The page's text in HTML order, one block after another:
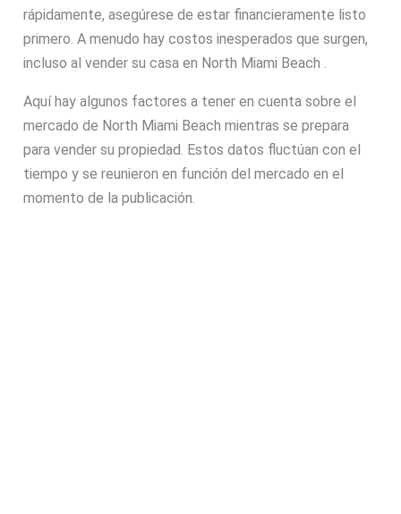
rápidamente, asegúrese de estar financieramente listo
primero. A menudo hay costos inesperados que surgen,
incluso al vender su casa en North Miami Beach .
Aquí hay algunos factores a tener en cuenta sobre el
mercado de North Miami Beach mientras se prepara
para vender su propiedad. Estos datos fluctúan con el
tiempo y se reunieron en función del mercado en el
momento de la publicación.